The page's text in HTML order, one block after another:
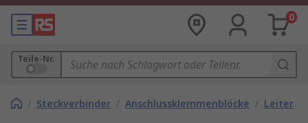
0
Teile-Nr.
/ Steckverbinder / Anschlussklemmenblöcke /